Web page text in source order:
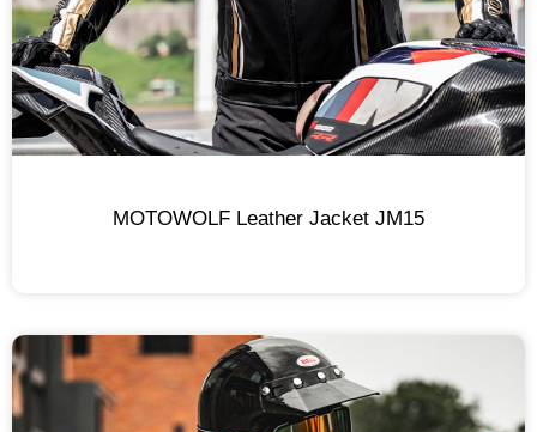
MOTOWOLF Leather Jacket JM15